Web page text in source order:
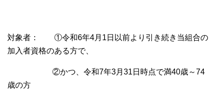
対象者： ①令和6年4月1日以前より引き続き当組合の
加入者資格のある方で、
②かつ、令和7年3月31日時点で満40歳～74
歳の方